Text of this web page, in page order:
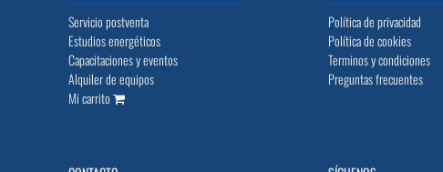
Servicio postventa
Estudios energéticos
Capacitaciones y eventos
Alquiler de equipos
Mi carrito
Política de privacidad
Política de cookies
Terminos y condiciones
Preguntas frecuentes